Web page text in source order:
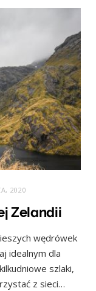
2020
Zelandii
wędrówek
idealnym dla
szlaki,
z sieci…